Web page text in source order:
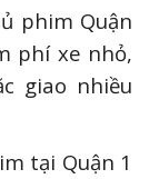
phim Quận
phí xe nhỏ,
giao nhiều
tại Quận 1